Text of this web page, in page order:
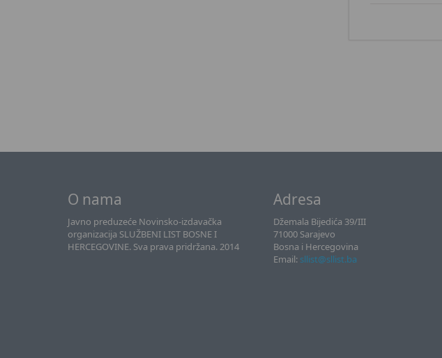
O nama
Javno preduzeće Novinsko-izdavačka
organizacija SLUŽBENI LIST BOSNE I
HERCEGOVINE. Sva prava pridržana. 2014
Adresa
Džemala Bijedića 39/III
71000 Sarajevo
Bosna i Hercegovina
Email: sllist@sllist.ba